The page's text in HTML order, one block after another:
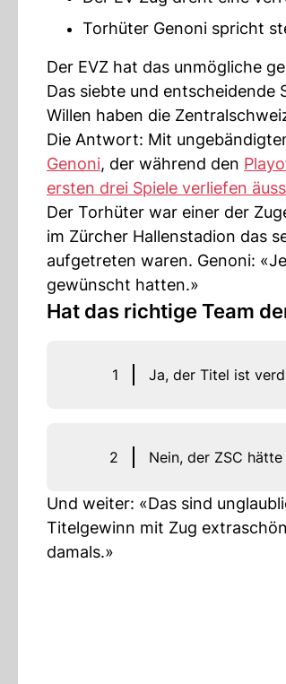
Torhüter Genoni spricht
Der EVZ hat das unmögliche
Das siebte und entscheidende
Willen haben die
Die Antwort: Mit
Genoni, der während den
ersten drei Spiele verliefen
Der Torhüter war einer der
im Zürcher Hallenstadion das
aufgetreten waren. Genoni:
gewünscht hatten.»
Hat das richtige Team
1 Ja, der Titel ist
2 Nein, der ZSC
Und weiter: «Das sind
Titelgewinn mit Zug
damals.»